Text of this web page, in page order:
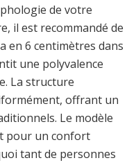
de votre
il est recommandé de
en 6 centimètres dans
une polyvalence
La structure
offrant un
Le modèle
pour un confort
tant de personnes